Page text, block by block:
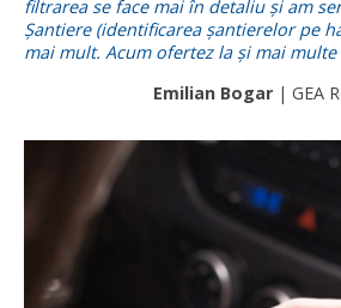
filtrarea se face mai în detaliu și am
Șantiere (identificarea șantierelor pe
mai mult. Acum ofertez la și mai
Emilian Bogar | GEA